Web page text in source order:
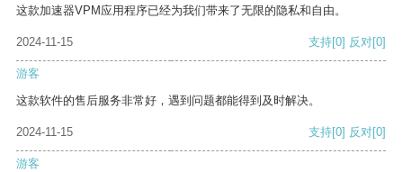
这款加速器VPM应用程序已经为我们带来了无限的隐私和自由。
2024-11-15 支持[0] 反对[0]
游客
这款软件的售后服务非常好，遇到问题都能得到及时解决。
2024-11-15 支持[0] 反对[0]
游客